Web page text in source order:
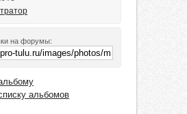
на форумы:
альбомов